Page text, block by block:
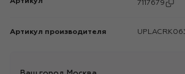
7117679
Артикул производителя